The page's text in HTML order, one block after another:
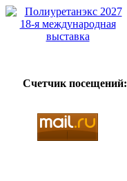
Счетчик посещений: